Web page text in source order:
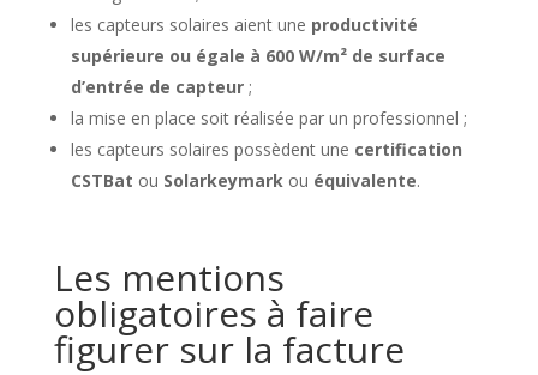
les capteurs solaires aient une productivité
supérieure ou égale à 600 W/m² de surface
d’entrée de capteur ;
la mise en place soit réalisée par un professionnel ;
les capteurs solaires possèdent une certification
CSTBat ou Solarkeymark ou équivalente.
Les mentions
obligatoires à faire
figurer sur la facture